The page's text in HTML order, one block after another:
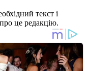
текст і
це редакцію.